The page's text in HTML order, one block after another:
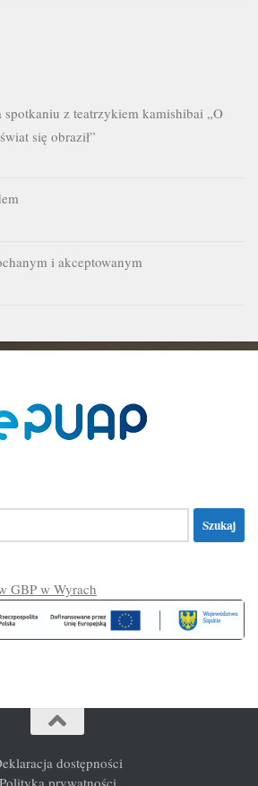
spotkaniu z teatrzykiem kamishibai „O
się obraził”
i akceptowanym
GBP w Wyrach
dostępności
Polityka prywatności